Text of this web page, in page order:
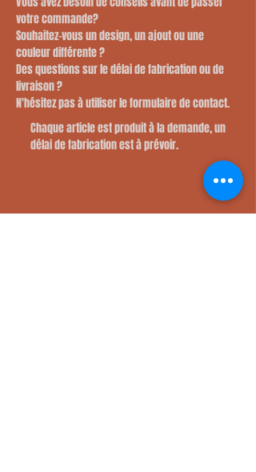
votre commande?
​Souhaitez-vous un design, un ajout ou une
couleur différente ?
​Des questions sur le délai de fabrication ou de
livraison ?
​N'hésitez pas à utiliser le formulaire de contact.
Chaque article est produit à la demande, un
délai de fabrication est à prévoir.